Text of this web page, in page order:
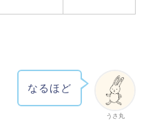
うさ丸
なるほど